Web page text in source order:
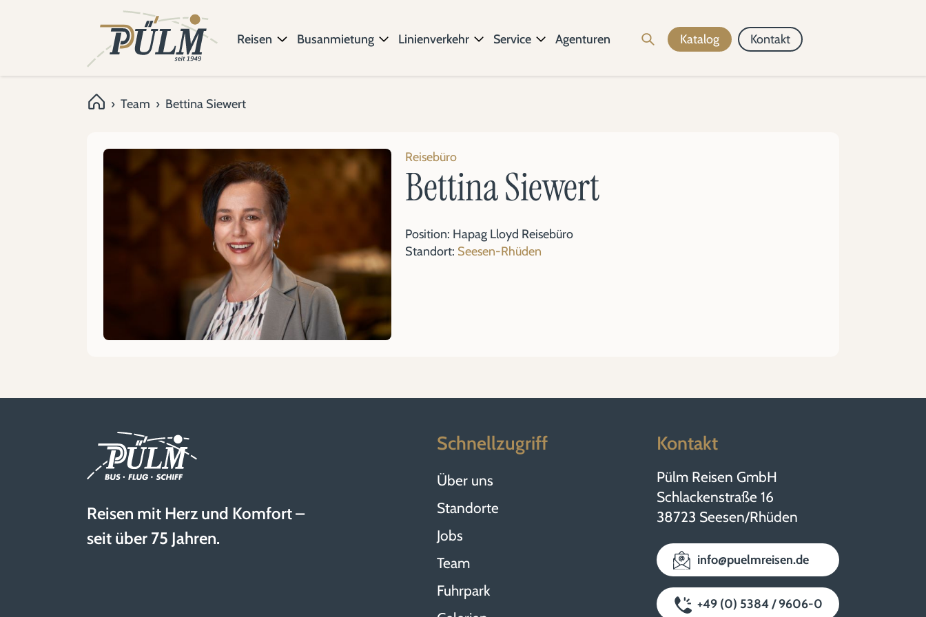
Reisen Busanmietung Linienverkehr Service Agenturen Katalog Kontakt
› Team › Bettina Siewert
Reisebüro
Bettina Siewert
Position: Hapag Lloyd Reisebüro
Standort: Seesen-Rhüden
Reisen mit Herz und Komfort –
seit über 75 Jahren.
Schnellzugriff
Über uns
Standorte
Jobs
Team
Fuhrpark
Kontakt
Pülm Reisen GmbH
Schlackenstraße 16
38723 Seesen/Rhüden
info@puelmreisen.de
+49 (0) 5384 / 9606-0